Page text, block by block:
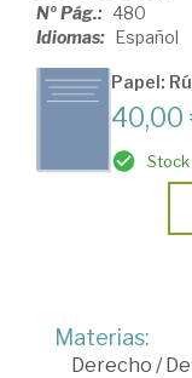
Nº Pág.: 480
Idiomas: Español
Papel:
40,00
Materias:
Derecho /